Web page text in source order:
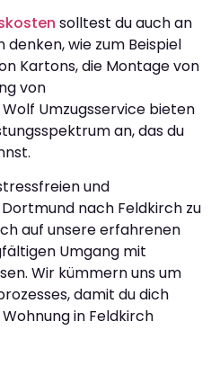
solltest du auch an
wie zum Beispiel
Kartons, die Montage von
von
Umzugsservice bieten
an, das du
und
nach Feldkirch zu
auf unsere erfahrenen
Umgang mit
Wir kümmern uns um
damit du dich
in Feldkirch